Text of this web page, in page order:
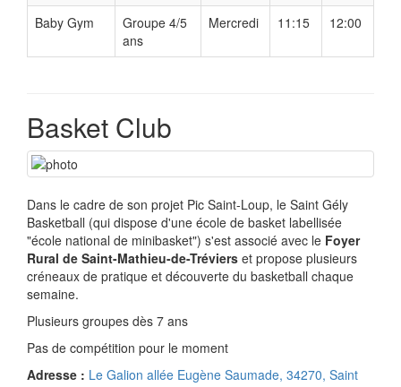
Baby Gym
Groupe 4/5
ans
Mercredi 11:15 12:00
Basket Club
Dans le cadre de son projet Pic Saint-Loup, le Saint Gély
Basketball (qui dispose d'une école de basket labellisée
"école national de minibasket") s'est associé avec le Foyer
Rural de Saint-Mathieu-de-Tréviers et propose plusieurs
créneaux de pratique et découverte du basketball chaque
semaine.
Plusieurs groupes dès 7 ans
Pas de compétition pour le moment
Adresse : Le Galion allée Eugène Saumade, 34270, Saint